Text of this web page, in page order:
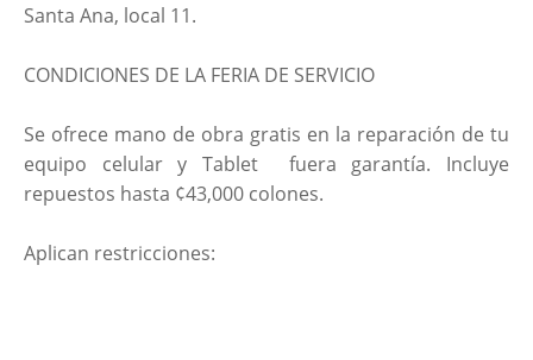
Santa Ana, local 11.
CONDICIONES DE LA FERIA DE SERVICIO
Se ofrece mano de obra gratis en la reparación de tu
equipo celular y Tablet fuera garantía. Incluye
repuestos hasta ¢43,000 colones.
Aplican restricciones: